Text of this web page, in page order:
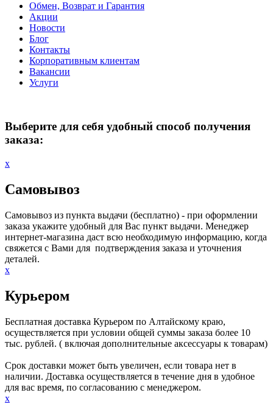
Обмен, Возврат и Гарантия
Акции
Новости
Блог
Контакты
Корпоративным клиентам
Вакансии
Услуги
Выберите для себя удобный способ получения
заказа:
х
Самовывоз
Самовывоз из пункта выдачи (бесплатно) - при оформлении
заказа укажите удобный для Вас пункт выдачи. Менеджер
интернет-магазина даст всю необходимую информацию, когда
свяжется с Вами для подтверждения заказа и уточнения
деталей.
х
Курьером
Бесплатная доставка Курьером по Алтайскому краю,
осуществляется при условии общей суммы заказа более 10
тыс. рублей. ( включая дополнительные аксессуары к товарам)
Срок доставки может быть увеличен, если товара нет в
наличии. Доставка осуществляется в течение дня в удобное
для вас время, по согласованию с менеджером.
х